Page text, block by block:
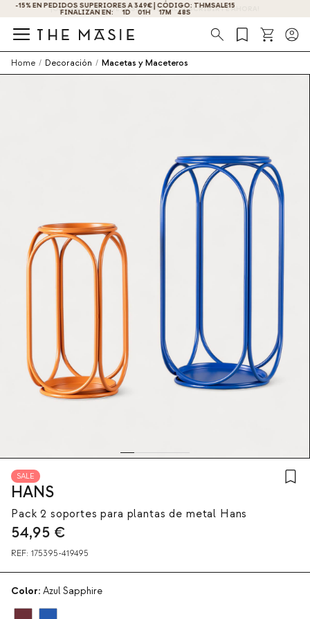
¡OBTÉN UN -10% DE DESCUENTO AL SUSCRIBIRTE AHORA!
Búsqueda
Home / Decoración / Macetas y Maceteros
SALE
HANS
Pack 2 soportes para plantas de metal Hans
54,95 €
REF: 175395-419495
Color: Azul Sapphire